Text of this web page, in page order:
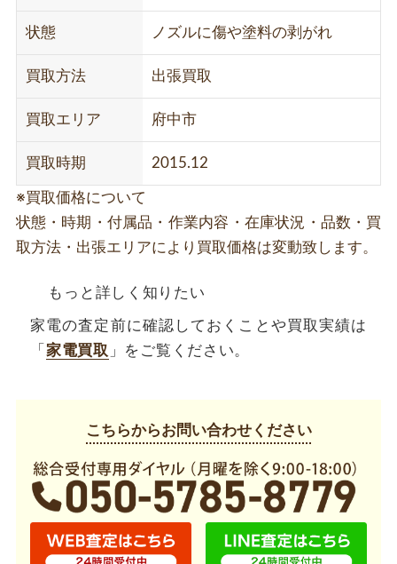
状態 ノズルに傷や塗料の剥がれ
買取方法 出張買取
買取エリア 府中市
買取時期 2015.12
※買取価格について
状態・時期・付属品・作業内容・在庫状況・品数・買
取方法・出張エリアにより買取価格は変動致します。
もっと詳しく知りたい
家電の査定前に確認しておくことや買取実績は
「 家電買取 」をご覧ください。
こちらからお問い合わせください